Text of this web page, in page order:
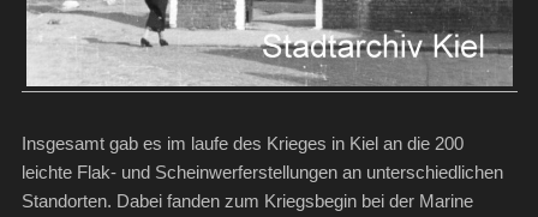
Insgesamt gab es im laufe des Krieges in Kiel an die 200
leichte Flak- und Scheinwerferstellungen an unterschiedlichen
Standorten. Dabei fanden zum Kriegsbegin bei der Marine